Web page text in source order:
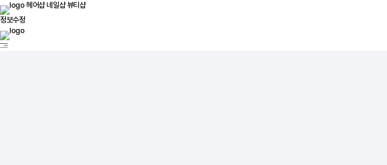
헤어샵 네일샵뷰티샵
정보수정